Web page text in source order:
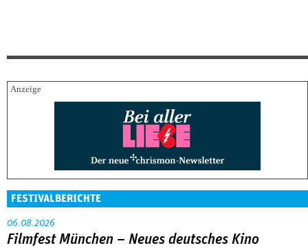
FESTIVALBERICHTE
06.08.2026
Filmfest München – Neues deutsches Kino